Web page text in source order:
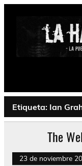
Saltar
Psychedelic,
Etiqueta: Ian
The
23 de noviembre